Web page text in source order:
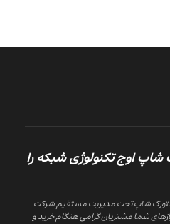
شاپ اوج تکنولوژی شبکه را
نتورک شاپ تحت مدیریت مستقیم شرکت
شما مشتریان گرامی هنگام خرید و